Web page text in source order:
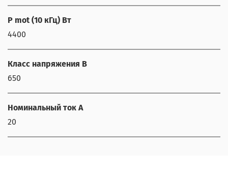
P mot (10 кГц) Вт
4400
Класс напряжения В
650
Номинальный ток А
20